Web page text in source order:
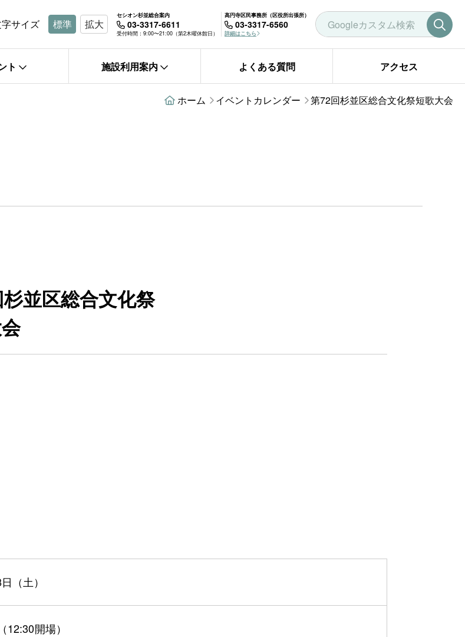
サイズ 標準 拡大
セシオン杉並総合案内
03-3317-6611
受付時間：9:00〜21:00（第2木曜休館日）
高円寺区民事務所（区役所出張所）
03-3317-6560
詳細はこちら
ト 施設利用案内 よくある質問 アクセス
ホーム イベントカレンダー 第72回杉並区総合文化祭短歌大会
並区総合文化祭
（土）
12:30開場）